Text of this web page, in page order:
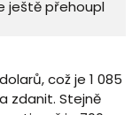
ještě přehoupl
což je 1 085
zdanit. Stejně